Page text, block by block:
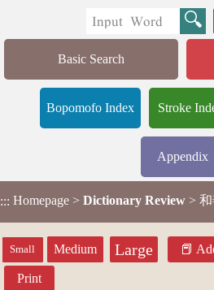
Basic Search
Bopomofo Index Stroke
Appendix
::: Homepage > Dictionary Review >
Small Medium Large
Print